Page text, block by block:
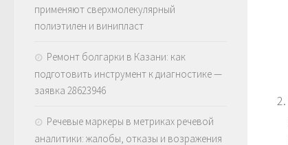
применяют сверхмолекулярный
полиэтилен и винипласт
Ремонт болгарки в Казани: как
подготовить инструмент к диагностике —
заявка 28623946
Речевые маркеры в метриках речевой
аналитики: жалобы, отказы и возражения